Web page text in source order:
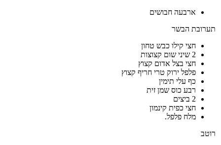
ארבעה חבושים
תערובת הבשר
חצי קילו כבש טחון
2 שיני שום קצוצות
חצי בצל אדום קצוץ
פלפל ירוק טרי חריף קצוץ
כף עלי תימין
רבע כוס שמן זית
2 ביצים
חצי כפית קינמון
מלח פלפל.
רוטב